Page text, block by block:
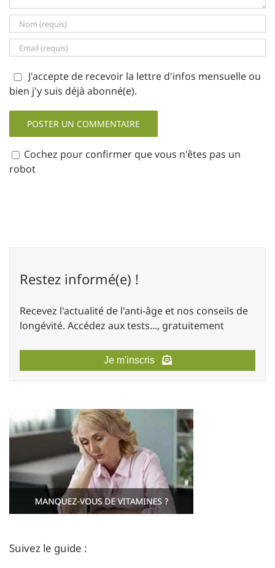
J'accepte de recevoir la lettre d'infos mensuelle ou
bien j'y suis déjà abonné(e).
Cochez pour confirmer que vous n'êtes pas un
robot
Restez informé(e) !
Recevez l'actualité de l'anti-âge et nos conseils de
longévité. Accédez aux tests..., gratuitement
Je m'inscris
Suivez le guide :